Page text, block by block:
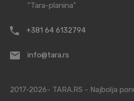
"Tara-planina"
+381 64 6132794
info@tara.rs
2017-2026- TARA.RS - Najbolja